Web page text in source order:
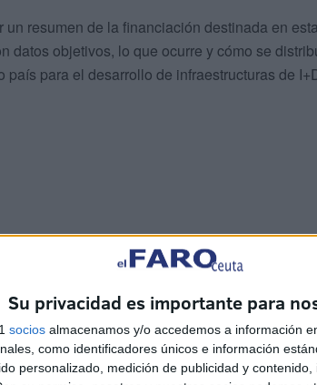
Su privacidad es importante para
socios almacenamos y/o accedemos a información
como identificadores únicos e información
personalizado, medición de publicidad y
resumen de la financiación destinada en esta
datos objetivos, lo que ocurre y cómo se
para el desarrollo de infraestructuras de